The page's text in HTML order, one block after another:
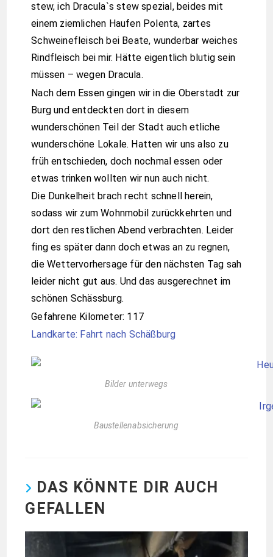
stew, ich Dracula`s stew spezial, beides mit
einem ziemlichen Haufen Polenta, zartes
Schweinefleisch bei Beate, wunderbar weiches
Rindfleisch bei mir. Hätte eigentlich blutig sein
müssen – wegen Dracula.
Nach dem Essen gingen wir in die Oberstadt zur
Burg und entdeckten dort in diesem
wunderschönen Teil der Stadt auch etliche
wunderschöne Lokale. Hatten wir uns also zu
früh entschieden, doch nochmal essen oder
etwas trinken wollten wir nun auch nicht.
Die Dunkelheit brach recht schnell herein,
sodass wir zum Wohnmobil zurückkehrten und
dort den restlichen Abend verbrachten. Leider
fing es später dann doch etwas an zu regnen,
die Wettervorhersage für den nächsten Tag sah
leider nicht gut aus. Und das ausgerechnet im
schönen Schässburg.
Gefahrene Kilometer: 117
Landkarte: Fahrt nach Schäßburg
Bilder unterwegs
Baustellenabsicherung
DAS KÖNNTE DIR AUCH
GEFALLEN